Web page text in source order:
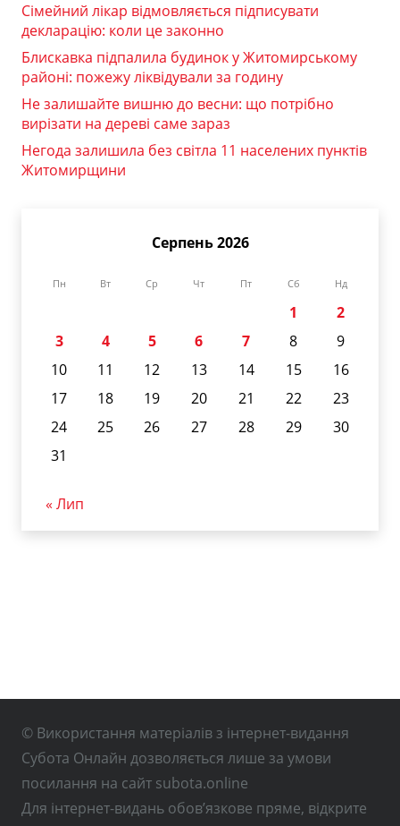
Сімейний лікар відмовляється підписувати
декларацію: коли це законно
Блискавка підпалила будинок у Житомирському
районі: пожежу ліквідували за годину
Не залишайте вишню до весни: що потрібно
вирізати на дереві саме зараз
Негода залишила без світла 11 населених пунктів
Житомирщини
Серпень 2026
Пн Вт Ср Чт Пт Сб Нд
1
2
3
4 5 6 7 8
9
10
11 12 13 14 15
16
17
18 19 20 21 22
23
24
25 26 27 28 29
30
31
« Лип
© Використання матеріалів з інтернет-видання
Субота Онлайн дозволяється лише за умови
посилання на сайт subota.online
Для інтернет-видань обов’язкове пряме, відкрите